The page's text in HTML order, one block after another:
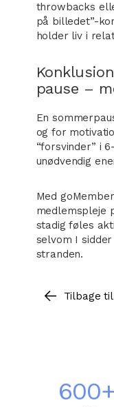
throwbacks
på billedet”-
holder liv i
pause –
En
og for
“forsvinder” i
unødvendig
Med
medlemspleje
stadig føles
selvom I
stranden.
Tilbage
600+